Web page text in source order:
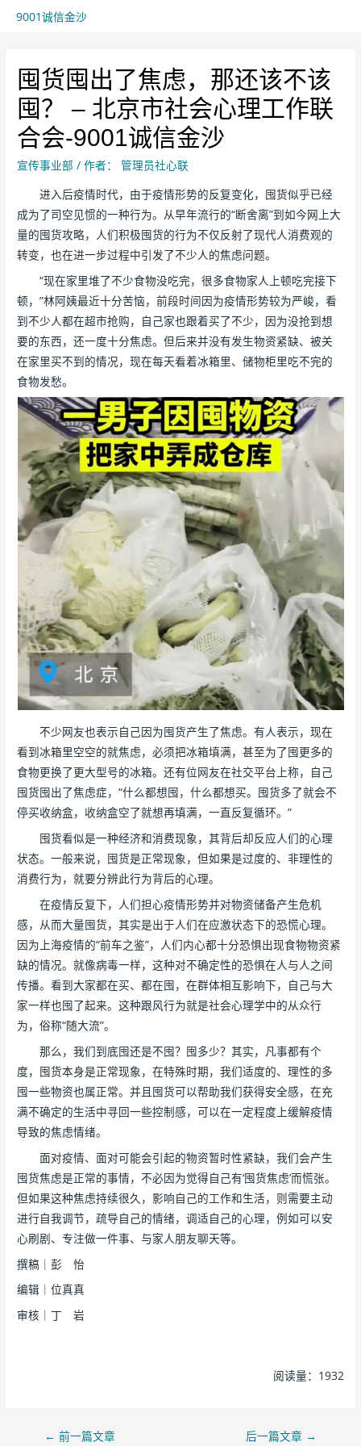
9001诚信金沙
囤货囤出了焦虑，那还该不该
囤？ – 北京市社会心理工作联
合会-9001诚信金沙
宣传事业部 / 作者：
管理员社心联
进入后疫情时代，由于疫情形势的反复变化，囤货似乎已经
成为了司空见惯的一种行为。从早年流行的“断舍离”到如今网上大
量的囤货攻略，人们积极囤货的行为不仅反射了现代人消费观的
转变，也在进一步过程中引发了不少人的焦虑问题。
“现在家里堆了不少食物没吃完，很多食物家人上顿吃完接下
顿，”林阿姨最近十分苦恼，前段时间因为疫情形势较为严峻，看
到不少人都在超市抢购，自己家也跟着买了不少，因为没抢到想
要的东西，还一度十分焦虑。但后来并没有发生物资紧缺、被关
在家里买不到的情况，现在每天看着冰箱里、储物柜里吃不完的
食物发愁。
不少网友也表示自己因为囤货产生了焦虑。有人表示，现在
看到冰箱里空空的就焦虑，必须把冰箱填满，甚至为了囤更多的
食物更换了更大型号的冰箱。还有位网友在社交平台上称，自己
囤货囤出了焦虑症，“什么都想囤，什么都想买。囤货多了就会不
停买收纳盒，收纳盒空了就想再填满，一直反复循环。”
囤货看似是一种经济和消费现象，其背后却反应人们的心理
状态。一般来说，囤货是正常现象，但如果是过度的、非理性的
消费行为，就要分辨此行为背后的心理。
在疫情反复下，人们担心疫情形势并对物资储备产生危机
感，从而大量囤货，其实是出于人们在应激状态下的恐慌心理。
因为上海疫情的“前车之鉴”，人们内心都十分恐惧出现食物物资紧
缺的情况。就像病毒一样，这种对不确定性的恐惧在人与人之间
传播。看到大家都在买、都在囤，在群体相互影响下，自己与大
家一样也囤了起来。这种跟风行为就是社会心理学中的从众行
为，俗称“随大流”。
那么，我们到底囤还是不囤？囤多少？其实，凡事都有个
度，囤货本身是正常现象，在特殊时期，我们适度的、理性的多
囤一些物资也属正常。并且囤货可以帮助我们获得安全感，在充
满不确定的生活中寻回一些控制感，可以在一定程度上缓解疫情
导致的焦虑情绪。
面对疫情、面对可能会引起的物资暂时性紧缺，我们会产生
囤货焦虑是正常的事情，不必因为觉得自己有‘囤货焦虑’而慌张。
但如果这种焦虑持续很久，影响自己的工作和生活，则需要主动
进行自我调节，疏导自己的情绪，调适自己的心理，例如可以安
心刷剧、专注做一件事、与家人朋友聊天等。
撰稿｜彭 怡
编辑｜位真真
审核｜丁 岩
阅读量：1932
← 前一篇文章 后一篇文章 →